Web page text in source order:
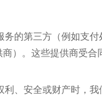
的第三方（例如支
）。这些提供商受合
、安全或财产时，我